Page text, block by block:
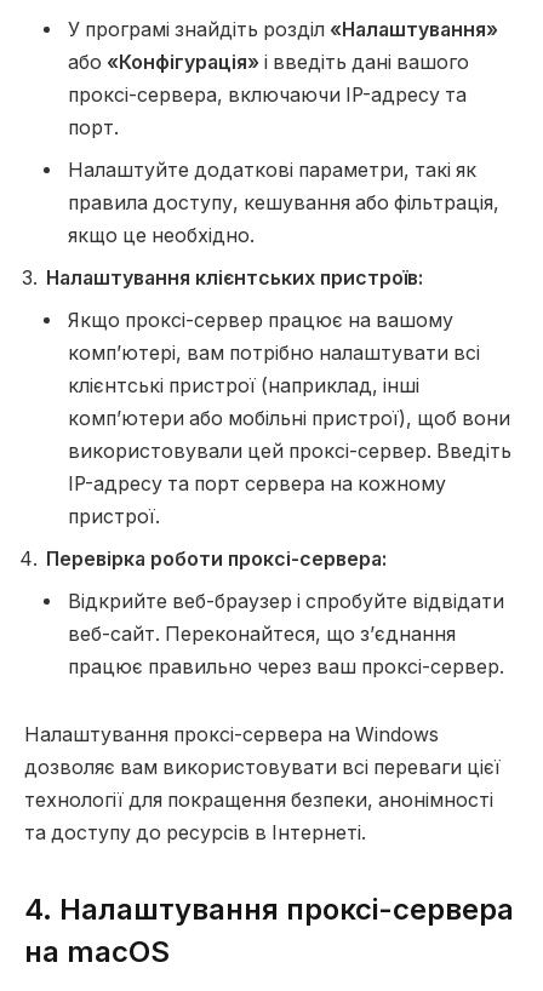
У програмі знайдіть розділ «Налаштування»
або «Конфігурація» і введіть дані вашого
проксі-сервера, включаючи IP-адресу та
порт.
Налаштуйте додаткові параметри, такі як
правила доступу, кешування або фільтрація,
якщо це необхідно.
Налаштування клієнтських пристроїв:
Якщо проксі-сервер працює на вашому
комп’ютері, вам потрібно налаштувати всі
клієнтські пристрої (наприклад, інші
комп’ютери або мобільні пристрої), щоб вони
використовували цей проксі-сервер. Введіть
IP-адресу та порт сервера на кожному
пристрої.
Перевірка роботи проксі-сервера:
Відкрийте веб-браузер і спробуйте відвідати
веб-сайт. Переконайтеся, що з’єднання
працює правильно через ваш проксі-сервер.
Налаштування проксі-сервера на Windows
дозволяє вам використовувати всі переваги цієї
технології для покращення безпеки, анонімності
та доступу до ресурсів в Інтернеті.
4. Налаштування проксі-сервера
на macOS